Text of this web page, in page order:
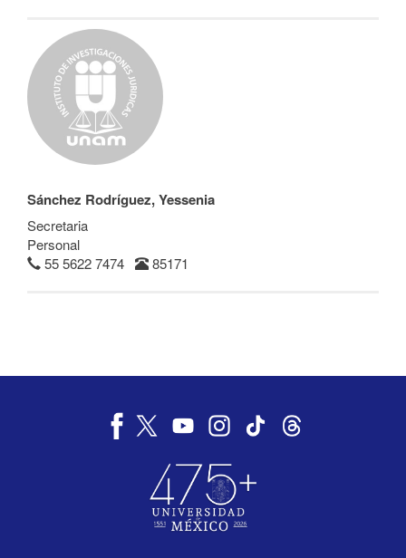
Sánchez Rodríguez, Yessenia
Secretaria
Personal
55 5622 7474
85171